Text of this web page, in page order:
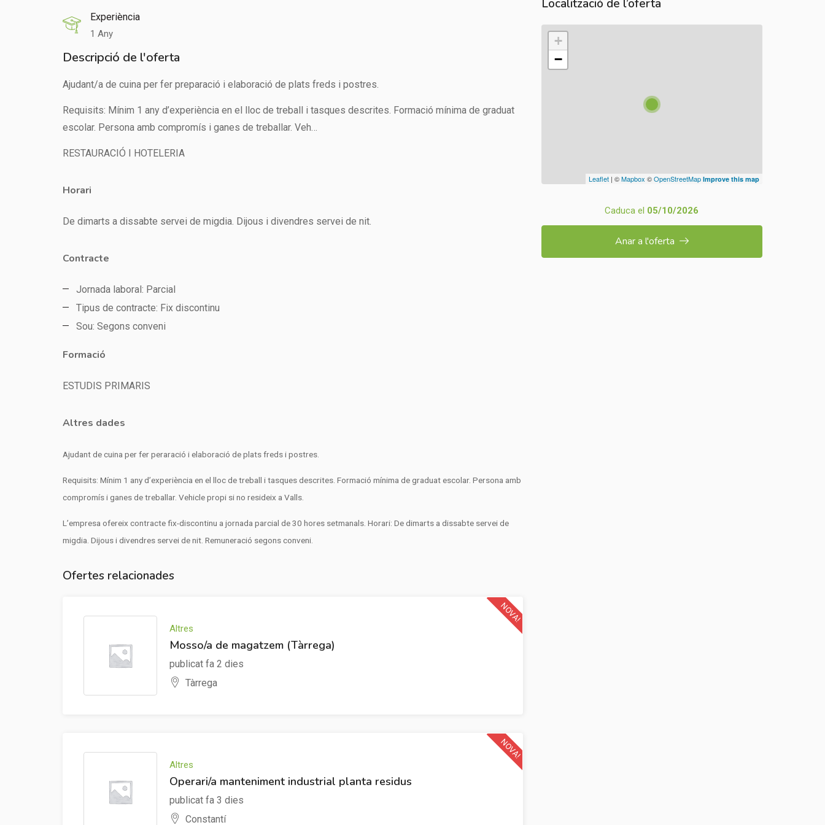
Experiència
1 Any
Descripció de l'oferta
Ajudant/a de cuina per fer preparació i elaboració de plats freds i postres.
Requisits: Mínim 1 any d’experiència en el lloc de treball i tasques descrites. Formació mínima de graduat
escolar. Persona amb compromís i ganes de treballar. Veh…
RESTAURACIÓ I HOTELERIA
Horari
De dimarts a dissabte servei de migdia. Dijous i divendres servei de nit.
Contracte
Jornada laboral: Parcial
Tipus de contracte: Fix discontinu
Sou: Segons conveni
Formació
ESTUDIS PRIMARIS
Altres dades
Ajudant de cuina per fer peraració i elaboració de plats freds i postres.
Requisits: Mínim 1 any d’experiència en el lloc de treball i tasques descrites. Formació mínima de graduat escolar. Persona amb
compromís i ganes de treballar. Vehicle propi si no resideix a Valls.
L’empresa ofereix contracte fix-discontinu a jornada parcial de 30 hores setmanals. Horari: De dimarts a dissabte servei de
migdia. Dijous i divendres servei de nit. Remuneració segons conveni.
Ofertes relacionades
Altres
Mosso/a de magatzem (Tàrrega)
publicat fa 2 dies
Tàrrega
NOVA!
Altres
Operari/a manteniment industrial planta residus
publicat fa 3 dies
Constantí
NOVA!
Localització de l’oferta
+
−
Leaflet| ©Mapbox ©OpenStreetMap Improve this map
Caduca el 05/10/2026
Anar a l'oferta